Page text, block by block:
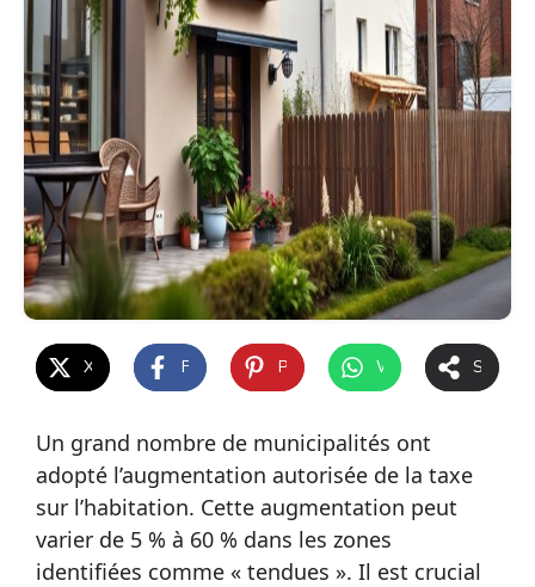
WhatsApp
Un grand nombre de municipalités ont
adopté l’augmentation autorisée de la taxe
sur l’habitation. Cette augmentation peut
varier de 5 % à 60 % dans les zones
identifiées comme « tendues ». Il est crucial